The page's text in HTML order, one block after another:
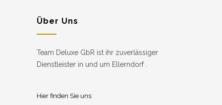
Über Uns
Team Deluxe GbR ist ihr zuverlässiger
Dienstleister in und um Ellerndorf .
Hier finden Sie uns: